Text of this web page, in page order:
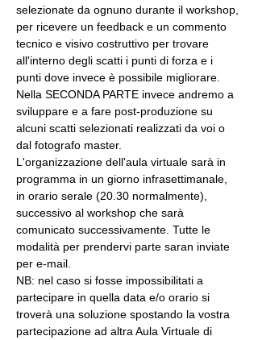
selezionate da ognuno durante il workshop,
per ricevere un feedback e un commento
tecnico e visivo costruttivo per trovare
all'interno degli scatti i punti di forza e i
punti dove invece è possibile migliorare.
Nella SECONDA PARTE invece andremo a
sviluppare e a fare post-produzione su
alcuni scatti selezionati realizzati da voi o
dal fotografo master.
L'organizzazione dell'aula virtuale sarà in
programma in un giorno infrasettimanale,
in orario serale (20.30 normalmente),
successivo al workshop che sarà
comunicato successivamente. Tutte le
modalità per prendervi parte saran inviate
per e-mail.
NB: nel caso si fosse impossibilitati a
partecipare in quella data e/o orario si
troverà una soluzione spostando la vostra
partecipazione ad altra Aula Virtuale di